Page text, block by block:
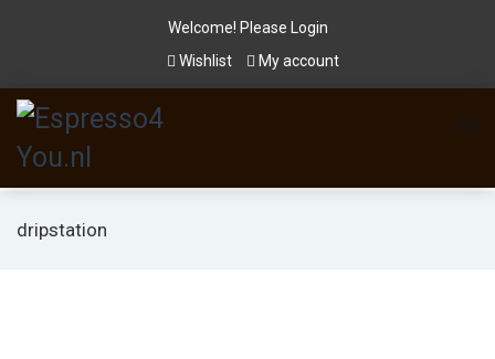
Welcome! Please
Login
Wishlist
My account
dripstation